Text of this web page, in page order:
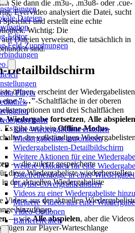
Dateien
Editor
Feld-Zuordnungen
Player
Eine Wiedergabeliste erstellen
Wiedergabeliste importieren
Wiedergabelisten-Detailbildschirm
Weitere Aktionen für eine
Weitere Aktionen für eine
Dateireihenfolge in einer
Playlist-Covergrafik ändern
Videos zu einer Wiedergabeliste
Mehrere Videos aus einer
Video-Optionen
Barrierefreiheit
Sie dann die .m3u-, .m3u8- oder .cue-
Evervideo analysiert die Datei, sucht
und erstellt eine echte
Wichtig: Die
Dateien verweisen, die tatsächlich in
sind.
Detailbildschirm
öffnen, erscheint der
eine"…"-Schaltfläche in der oberen
und drei Schaltflächen
,Wiedergabe fortsetzen, Alle abspielen
. Es gibt auch einOffline-Modus-
der vollständigen
— die zuletzt gespeicherte
diese Wiedergabeliste wiederherstellen.
der aktuellen Wiedergabeliste
aus der aktuellen
hinzufügen.
— wieAlle abspielen, aber die Videos
zur Player-Warteschlange